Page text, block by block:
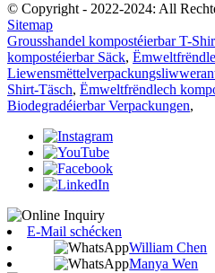
© Copyright - 2022-2024: All
Sitemap
Grousshandel kompostéierbar T-
kompostéierbar Säck,
Shirt-Täsch, Ëmweltfrëndlech
Biodegradéierbar Verpackungen,
E-Mail schécken
William Chen
Manya Wen